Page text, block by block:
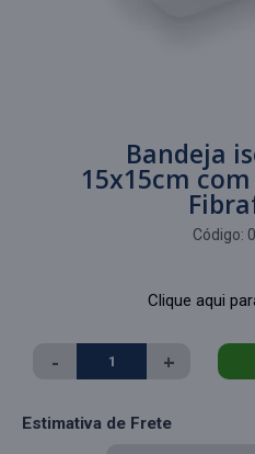
Bandeja
15x15cm
Código:
Clique aqui
- +
Estimativa de Frete